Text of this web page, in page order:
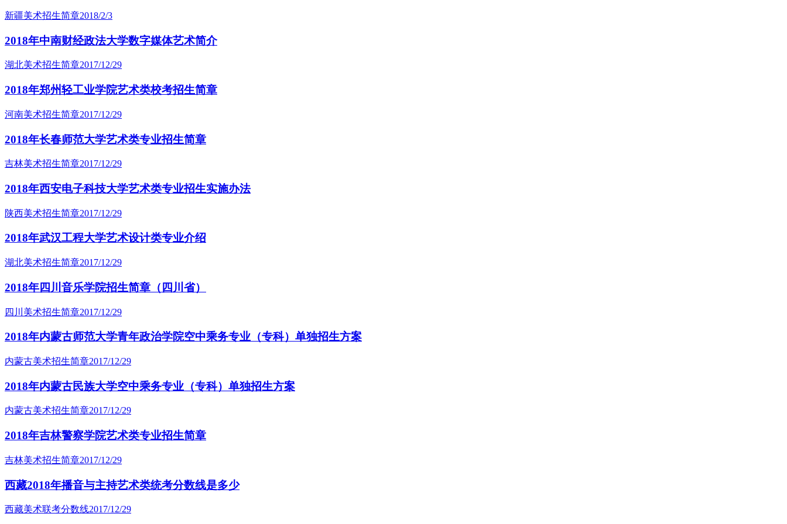
新疆美术招生简章2018/2/3
2018年中南财经政法大学数字媒体艺术简介
湖北美术招生简章2017/12/29
2018年郑州轻工业学院艺术类校考招生简章
河南美术招生简章2017/12/29
2018年长春师范大学艺术类专业招生简章
吉林美术招生简章2017/12/29
2018年西安电子科技大学艺术类专业招生实施办法
陕西美术招生简章2017/12/29
2018年武汉工程大学艺术设计类专业介绍
湖北美术招生简章2017/12/29
2018年四川音乐学院招生简章（四川省）
四川美术招生简章2017/12/29
2018年内蒙古师范大学青年政治学院空中乘务专业（专科）单独招生方案
内蒙古美术招生简章2017/12/29
2018年内蒙古民族大学空中乘务专业（专科）单独招生方案
内蒙古美术招生简章2017/12/29
2018年吉林警察学院艺术类专业招生简章
吉林美术招生简章2017/12/29
西藏2018年播音与主持艺术类统考分数线是多少
西藏美术联考分数线2017/12/29